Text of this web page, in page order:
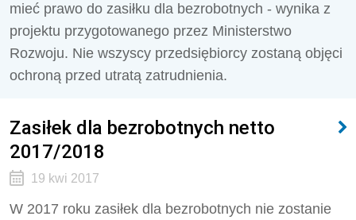
mieć prawo do zasiłku dla bezrobotnych - wynika z
projektu przygotowanego przez Ministerstwo
Rozwoju. Nie wszyscy przedsiębiorcy zostaną objęci
ochroną przed utratą zatrudnienia.
Zasiłek dla bezrobotnych netto
2017/2018
19 kwi 2017
W 2017 roku zasiłek dla bezrobotnych nie zostanie